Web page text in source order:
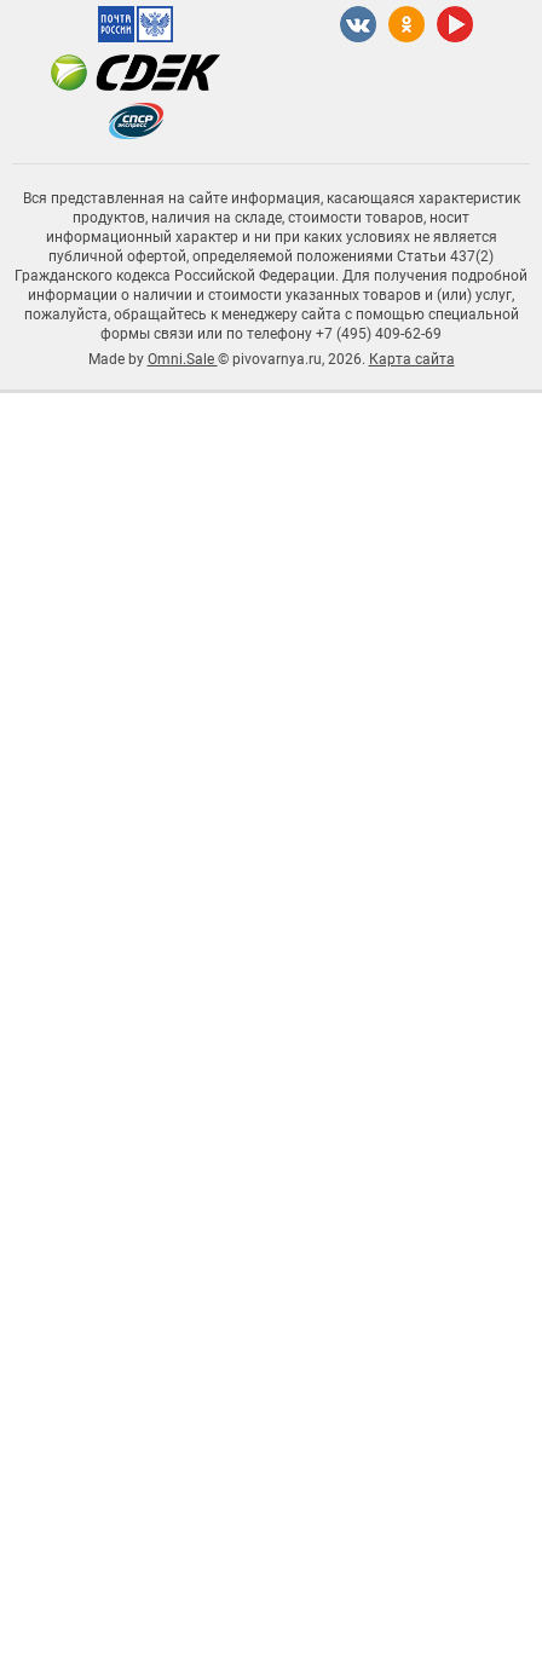
Вся представленная на сайте информация, касающаяся характеристик
продуктов, наличия на складе, стоимости товаров, носит
информационный характер и ни при каких условиях не является
публичной офертой, определяемой положениями Статьи 437(2)
Гражданского кодекса Российской Федерации. Для получения подробной
информации о наличии и стоимости указанных товаров и (или) услуг,
пожалуйста, обращайтесь к менеджеру сайта с помощью специальной
формы связи или по телефону +7 (495) 409-62-69
Made by Omni.Sale © pivovarnya.ru, 2026. Карта сайта